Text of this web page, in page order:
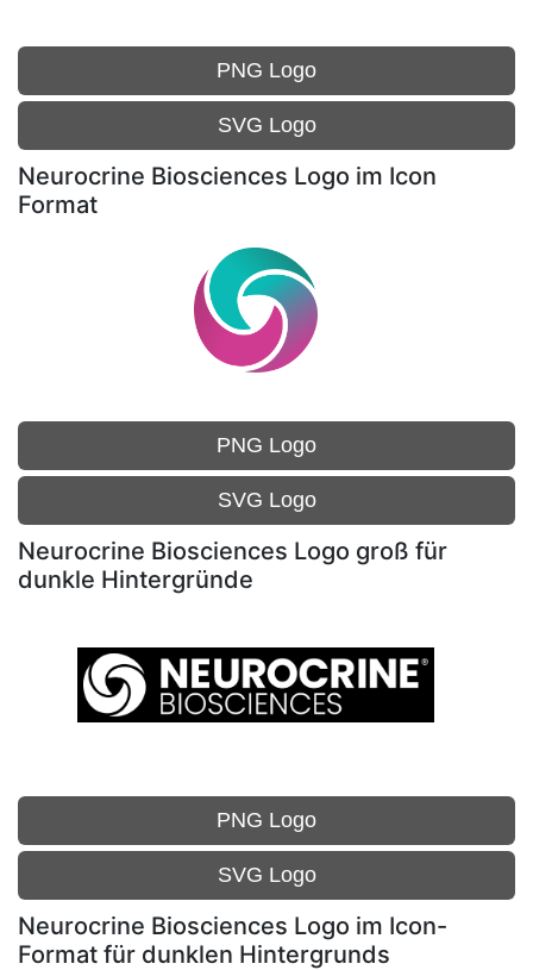
PNG Logo
SVG Logo
Neurocrine Biosciences Logo im Icon
Format
PNG Logo
SVG Logo
Neurocrine Biosciences Logo groß für
dunkle Hintergründe
PNG Logo
SVG Logo
Neurocrine Biosciences Logo im Icon-
Format für dunklen Hintergrunds